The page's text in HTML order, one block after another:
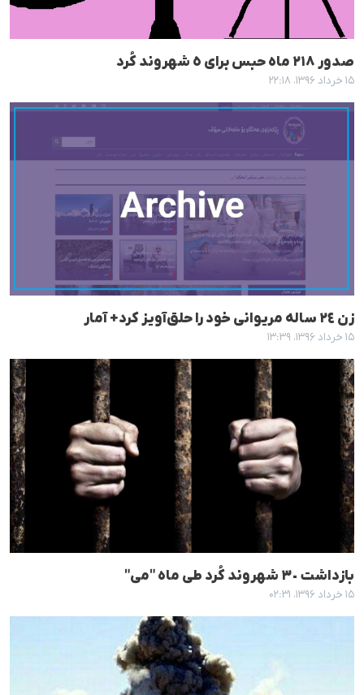
صدور ٢١٨ ماه حبس برای ٥ شهروند کُرد
۱۵ خرداد ۱۳۹۶، ۲۲:۱۸
زن ٢٤ سالە مریوانی خود را حلق‌آویز کرد+ آمار
۱۵ خرداد ۱۳۹۶، ۱۳:۳۹
بازداشت ٣٠ شهروند کُرد طی ماه "می"
۱۵ خرداد ۱۳۹۶، ۰۲:۳۱